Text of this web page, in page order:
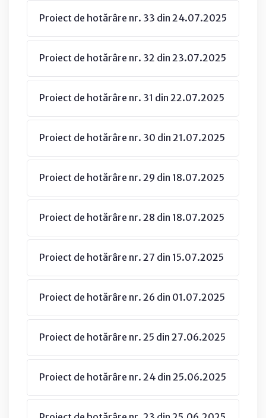
Proiect de hotărâre nr. 33 din 24.07.2025
Proiect de hotărâre nr. 32 din 23.07.2025
Proiect de hotărâre nr. 31 din 22.07.2025
Proiect de hotărâre nr. 30 din 21.07.2025
Proiect de hotărâre nr. 29 din 18.07.2025
Proiect de hotărâre nr. 28 din 18.07.2025
Proiect de hotărâre nr. 27 din 15.07.2025
Proiect de hotărâre nr. 26 din 01.07.2025
Proiect de hotărâre nr. 25 din 27.06.2025
Proiect de hotărâre nr. 24 din 25.06.2025